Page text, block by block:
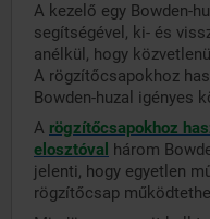
A kezelő egy Bowden-
segítségével, ki- és
anélkül, hogy
A rögzítőcsapokhoz
Bowden-huzal igényes
A rögzítőcsapokhoz
elosztóval három
jelenti, hogy egyetlen
rögzítőcsap